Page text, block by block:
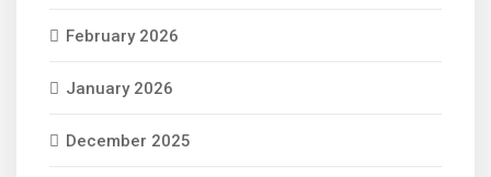
February 2026
January 2026
December 2025